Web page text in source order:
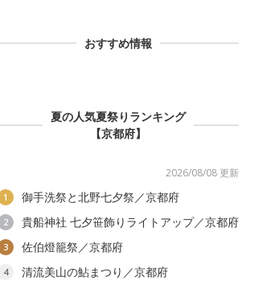
おすすめ情報
夏の人気夏祭りランキング
【京都府】
2026/08/08 更新
1 御手洗祭と北野七夕祭／京都府
2 貴船神社 七夕笹飾りライトアップ／京都府
3 佐伯燈籠祭／京都府
4 清流美山の鮎まつり／京都府